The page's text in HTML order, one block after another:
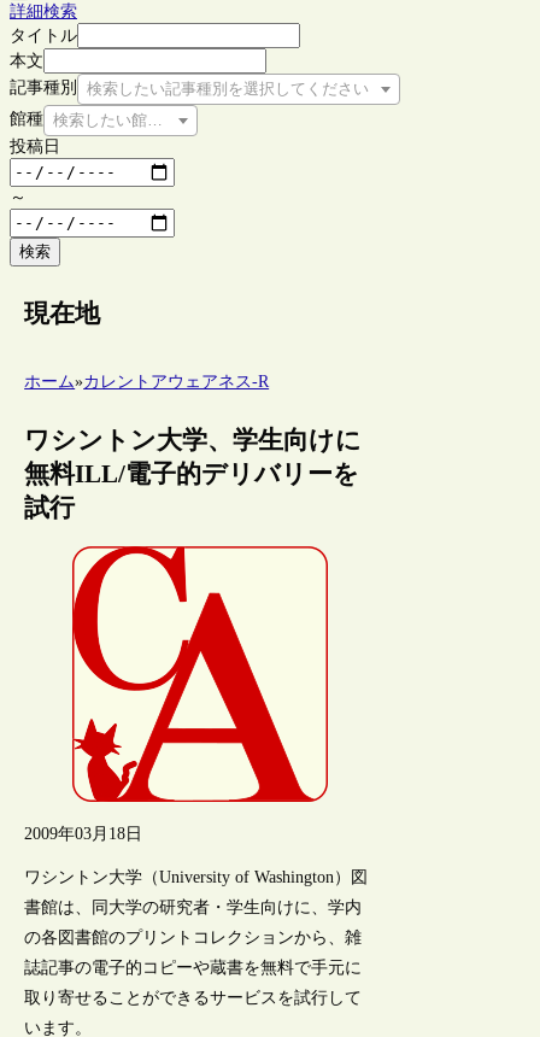
詳細検索
タイトル
本文
記事種別
検索したい記事種別を選択してください
館種 検索したい館種を選択してください
投稿日
～
検索
現在地
ホーム»カレントアウェアネス-R
ワシントン大学、学生向けに
無料ILL/電子的デリバリーを
試行
2009年03月18日
ワシントン大学（University of Washington）図
書館は、同大学の研究者・学生向けに、学内
の各図書館のプリントコレクションから、雑
誌記事の電子的コピーや蔵書を無料で手元に
取り寄せることができるサービスを試行して
います。